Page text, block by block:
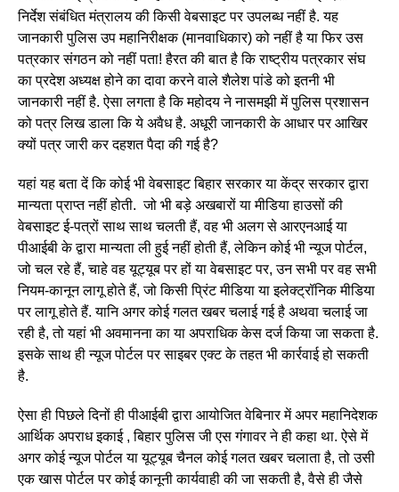
निर्देश संबंधित मंत्रालय की किसी वेबसाइट पर उपलब्ध नहीं है. यह
जानकारी पुलिस उप महानिरीक्षक (मानवाधिकार) को नहीं है या फिर उस
पत्रकार संगठन को नहीं पता! हैरत की बात है कि राष्ट्रीय पत्रकार संघ
का प्रदेश अध्यक्ष होने का दावा करने वाले शैलेश पांडे को इतनी भी
जानकारी नहीं है. ऐसा लगता है कि महोदय ने नासमझी में पुलिस प्रशासन
को पत्र लिख डाला कि ये अवैध है. अधूरी जानकारी के आधार पर आखिर
क्यों पत्र जारी कर दहशत पैदा की गई है?
यहां यह बता दें कि कोई भी वेबसाइट बिहार सरकार या केंद्र सरकार द्वारा
मान्यता प्राप्त नहीं होती. जो भी बड़े अखबारों या मीडिया हाउसों की
वेबसाइट ई-पत्रों साथ साथ चलती हैं, वह भी अलग से आरएनआई या
पीआईबी के द्वारा मान्यता ली हुई नहीं होती हैं, लेकिन कोई भी न्यूज पोर्टल,
जो चल रहे हैं, चाहे वह यूट्यूब पर हों या वेबसाइट पर, उन सभी पर वह सभी
नियम-कानून लागू होते हैं, जो किसी प्रिंट मीडिया या इलेक्ट्रॉनिक मीडिया
पर लागू होते हैं. यानि अगर कोई गलत खबर चलाई गई है अथवा चलाई जा
रही है, तो यहां भी अवमानना का या अपराधिक केस दर्ज किया जा सकता है.
इसके साथ ही न्यूज पोर्टल पर साइबर एक्ट के तहत भी कार्रवाई हो सकती
है.
ऐसा ही पिछले दिनों ही पीआईबी द्वारा आयोजित वेबिनार में अपर महानिदेशक
आर्थिक अपराध इकाई , बिहार पुलिस जी एस गंगावर ने ही कहा था. ऐसे में
अगर कोई न्यूज पोर्टल या यूट्यूब चैनल कोई गलत खबर चलाता है, तो उसी
एक खास पोर्टल पर कोई कानूनी कार्यवाही की जा सकती है, वैसे ही जैसे